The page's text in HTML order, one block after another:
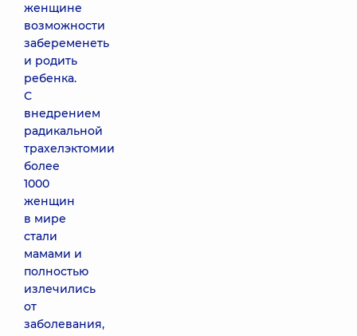
женщине
возможности
забеременеть
и родить
ребенка.
С
внедрением
радикальной
трахелэктомии
более
1000
женщин
в мире
стали
мамами и
полностью
излечились
от
заболевания,